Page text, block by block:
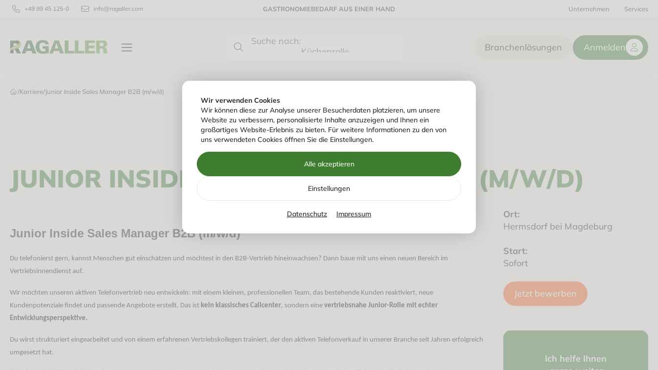
Wir verwenden Cookies
Wir können diese zur Analyse unserer Besucherdaten platzieren, um unsere
Website zu verbessern, personalisierte Inhalte anzuzeigen und Ihnen ein
großartiges Website-Erlebnis zu bieten. Für weitere Informationen zu den von
uns verwendeten Cookies öffnen Sie die Einstellungen.
Alle akzeptieren
Einstellungen
Datenschutz Impressum
+49 89 45 125-0 info@ragaller.com GASTRONOMIEBEDARF AUS EINER HAND Unternehmen Services
Suche nach:
Küchenrolle Branchenlösungen Anmelden
/Karriere/Junior Inside Sales Manager B2B (m/w/d)
JUNIOR INSIDE SALES MANAGER B2B (M/W/D)
Junior Inside Sales Manager B2B (m/w/d)
Du telefonierst gern, kannst Menschen gut einschätzen und möchtest in den B2B-Vertrieb hineinwachsen? Dann baue mit uns einen neuen Bereich im
Vertriebsinnendienst auf.
Wir möchten unseren aktiven Telefonvertrieb neu entwickeln: mit einem kleinen, professionellen Team, das bestehende Kunden reaktiviert, neue
Kundenpotenziale findet und passende Angebote erstellt. Das ist kein klassisches Callcenter, sondern eine vertriebsnahe Junior-Rolle mit echter
Entwicklungsperspektive.
Du wirst strukturiert eingearbeitet und von einem erfahrenen Vertriebskollegen trainiert, der den aktiven Telefonverkauf in unserer Branche seit Jahren erfolgreich
umgesetzt hat.
Ort:
Hermsdorf bei Magdeburg
Start:
Sofort
Jetzt bewerben
Ich helfe Ihnen